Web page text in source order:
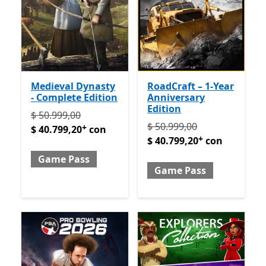
Medieval Dynasty
- Complete Edition
Originalmente $ 50.999,00 ahora $ 40.799,20 con
$ 50.999,00
$ 40.799,20+ con
Game Pass
RoadCraft – 1-Year
Anniversary
Edition
Originalmente $
$ 50.999,00
$ 40.799,20+ con
Game Pass